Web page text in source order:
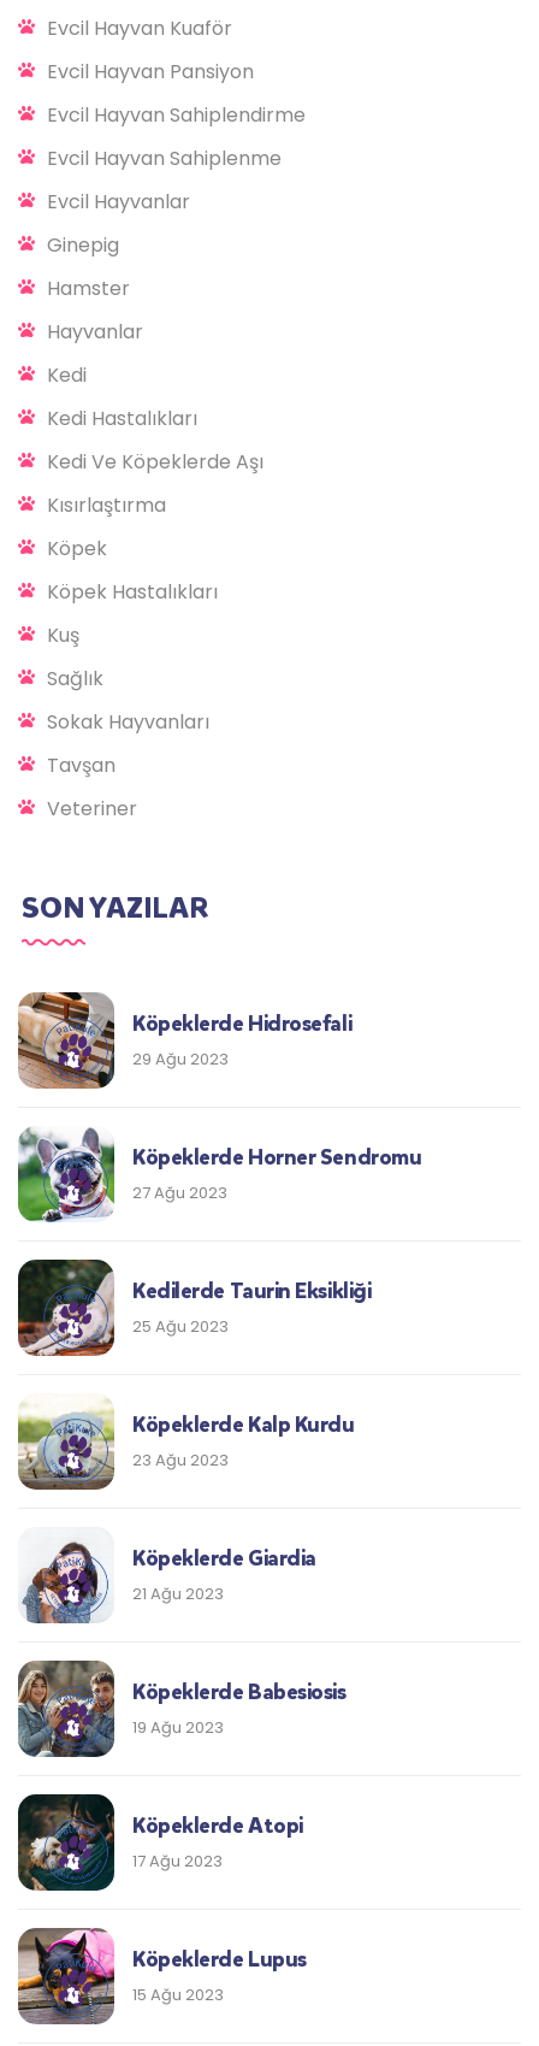
Evcil Hayvan Kuaför
Evcil Hayvan Pansiyon
Evcil Hayvan Sahiplendirme
Evcil Hayvan Sahiplenme
Evcil Hayvanlar
Ginepig
Hamster
Hayvanlar
Kedi
Kedi Hastalıkları
Kedi Ve Köpeklerde Aşı
Kısırlaştırma
Köpek
Köpek Hastalıkları
Kuş
Sağlık
Sokak Hayvanları
Tavşan
Veteriner
SON YAZILAR
Köpeklerde Hidrosefali
29 Ağu 2023
Köpeklerde Horner Sendromu
27 Ağu 2023
Kedilerde Taurin Eksikliği
25 Ağu 2023
Köpeklerde Kalp Kurdu
23 Ağu 2023
Köpeklerde Giardia
21 Ağu 2023
Köpeklerde Babesiosis
19 Ağu 2023
Köpeklerde Atopi
17 Ağu 2023
Köpeklerde Lupus
15 Ağu 2023